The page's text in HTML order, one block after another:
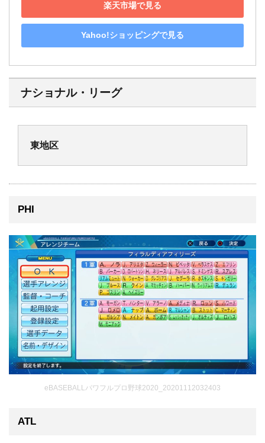
楽天市場で見る
Yahoo!ショッピングで見る
ナショナル・リーグ
東地区
PHI
eBASEBALLパワフルプロ野球2020_20201112032403
ATL